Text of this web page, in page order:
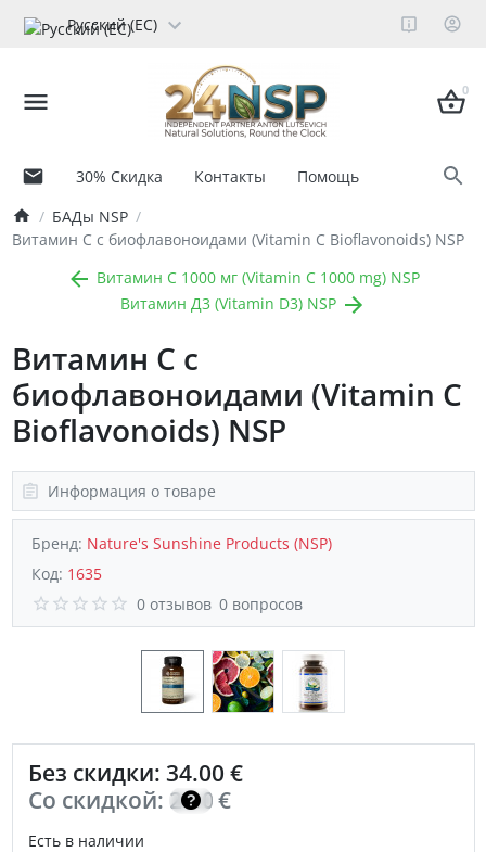
Русский (ЕС)
0
30% Скидка Контакты
Помощь
БАДы NSP
Витамин C с биофлавоноидами (Vitamin C Bioflavonoids) NSP
Витамин C 1000 мг (Vitamin C 1000 mg) NSP
Витамин Д3 (Vitamin D3) NSP
Витамин C с
биофлавоноидами (Vitamin C
Bioflavonoids) NSP
Информация о товаре
Бренд: Nature's Sunshine Products (NSP)
Код: 1635
0 отзывов 0 вопросов
Без скидки: 34.00 €
Со скидкой: 24.00
€
Есть в наличии